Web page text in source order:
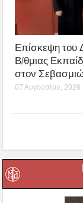
Επίσκεψη του
Β/θμιας
στον
07 Αυγούστου, 2026